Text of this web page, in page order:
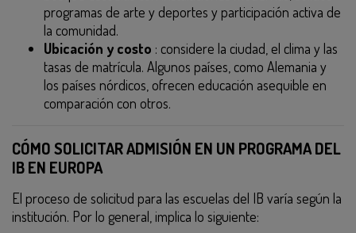
programas de arte y deportes y participación activa de
la comunidad.
Ubicación y costo : considere la ciudad, el clima y las
tasas de matrícula. Algunos países, como Alemania y
los países nórdicos, ofrecen educación asequible en
comparación con otros.
CÓMO SOLICITAR ADMISIÓN EN UN PROGRAMA DEL
IB EN EUROPA
El proceso de solicitud para las escuelas del IB varía según la
institución. Por lo general, implica lo siguiente: